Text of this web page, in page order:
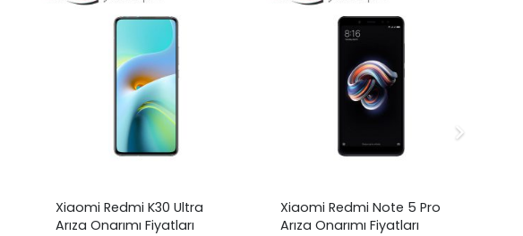
Xiaomi Redmi K30 Ultra
Arıza Onarımı Fiyatları
Xiaomi Redmi Note 5 Pro
Arıza Onarımı Fiyatları